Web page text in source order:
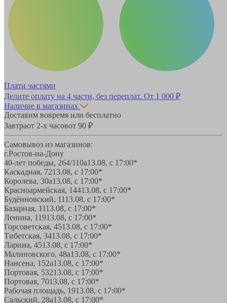
Плати частями
Делите оплату на 4 части, без переплат. От 1 000 ₽
Наличие в магазинах
Доставим вовремя или бесплатно
Завтраот 2-х часовот 90 ₽
Самовывоз из магазинов:
г.Ростов-на-Дону
40-лет победы, 264/110а13.08, с 17:00*
Каскадная, 7213.08, с 17:00*
Королева, 30а13.08, с 17:00*
Красноармейская, 14413.08, с 17:00*
Будённовский, 1113.08, с 17:00*
Базарная, 1113.08, с 17:00*
Ленина, 11913.08, с 17:00*
Горсоветская, 4513.08, с 17:00*
Тибетская, 3413.08, с 17:00*
Ларина, 4513.08, с 17:00*
Малиновского, 48а13.08, с 17:00*
Нансена, 152а13.08, с 17:00*
Портовая, 53213.08, с 17:00*
Портовая, 7013.08, с 17:00*
Рабочая площадь, 1913.08, с 17:00*
Сальский, 28a13.08, с 17:00*